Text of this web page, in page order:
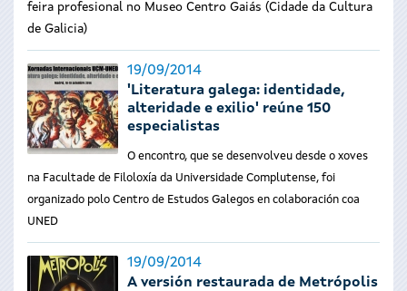
feira profesional no Museo Centro Gaiás (Cidade da Cultura
de Galicia)
19/09/2014
'Literatura galega: identidade,
alteridade e exilio' reúne 150
especialistas
O encontro, que se desenvolveu desde o xoves
na Facultade de Filoloxía da Universidade Complutense, foi
organizado polo Centro de Estudos Galegos en colaboración coa
UNED
19/09/2014
A versión restaurada de Metrópolis